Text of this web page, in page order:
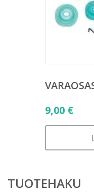
9,00 €
TUOTEHAKU